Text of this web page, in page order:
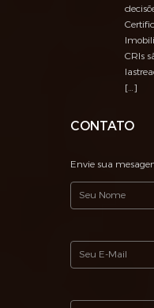
CRIs
[…]
CONTATO
Envie sua